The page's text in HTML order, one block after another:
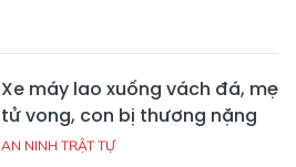
Xe máy lao xuống vách đá, mẹ
tử vong, con bị thương nặng
AN NINH TRẬT TỰ